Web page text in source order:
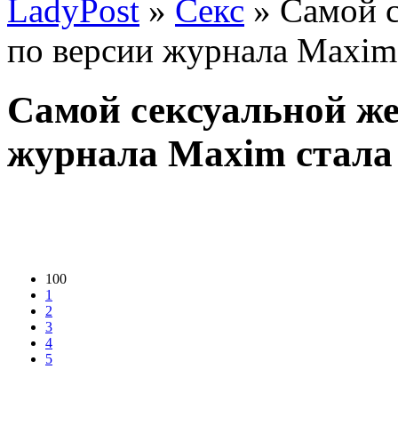
LadyPost » Секс » Самой
по версии журнала
Самой сексуальной
журнала Maxim
100
1
2
3
4
5